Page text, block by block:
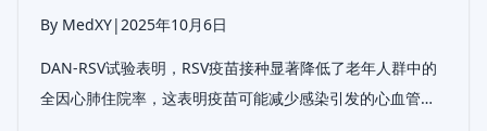
By MedXY|2025年10月6日
DAN-RSV试验表明，RSV疫苗接种显著降低了老年人群中的
全因心肺住院率，这表明疫苗可能减少感染引发的心血管并